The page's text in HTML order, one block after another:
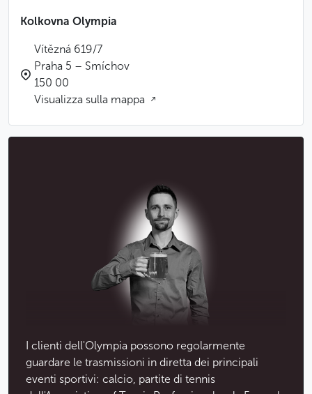
Kolkovna Olympia
Vítězná 619/7
Praha 5 – Smíchov
150 00
Visualizza sulla mappa
I clienti dell'Olympia possono regolarmente
guardare le trasmissioni in diretta dei principali
eventi sportivi: calcio, partite di tennis